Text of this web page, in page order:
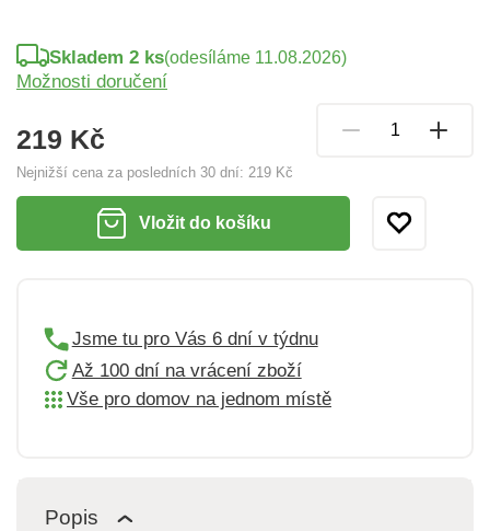
219 Kč
Nejnižší cena za posledních 30 dní: 219 Kč
Skladem 2 ks(odesíláme 11.08.2026)
Možnosti doručení
Vložit do košíku
Jsme tu pro Vás 6 dní v týdnu
Až 100 dní na vrácení zboží
Vše pro domov na jednom místě
Popis